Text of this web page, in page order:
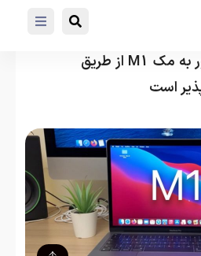
اتصال چندین مانیتور به مک M1 از طریق